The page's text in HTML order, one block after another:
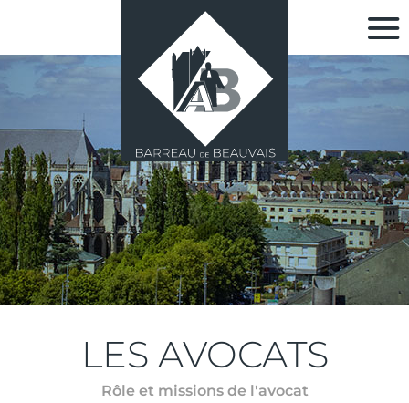
LES AVOCATS
Rôle et missions de l'avocat